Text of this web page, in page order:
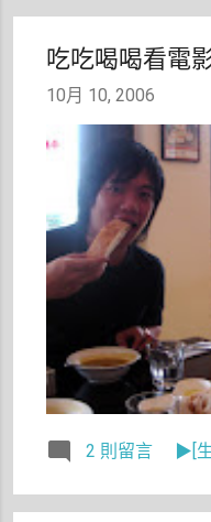
吃吃喝喝看電
10月 10, 2006
2 則留言 ▶[